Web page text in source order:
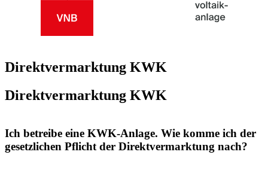
Direktvermarktung KWK
Direkt­ver­mark­tung KWK
Ich betreibe eine KWK-Anlage. Wie komme ich der
gesetzlichen Pflicht der Direktvermarktung nach?